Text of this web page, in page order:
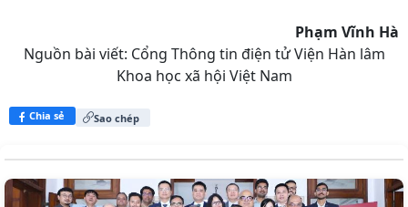
Phạm Vĩnh Hà
Nguồn bài viết: Cổng Thông tin điện tử Viện Hàn lâm
Khoa học xã hội Việt Nam
Chia sẻ Sao chép